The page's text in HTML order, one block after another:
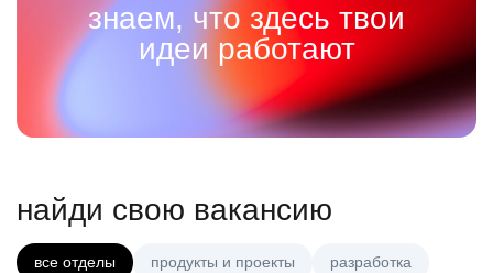
знаем, что здесь твои
идеи работают
найди свою вакансию
все отделы продукты и проекты разработка